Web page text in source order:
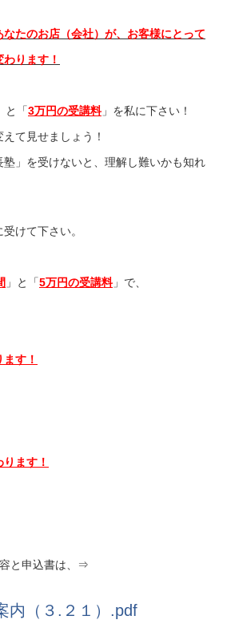
たのお店（会社）が、お客様にとって
ります！
と「3万円の受講料」を私に下さい！
て見せましょう！
塾」を受けないと、理解し難いかも知れ
けて下さい。
」と「5万円の受講料」で、
す！
ます！
と申込書は、⇒
内（３.２１）.pdf